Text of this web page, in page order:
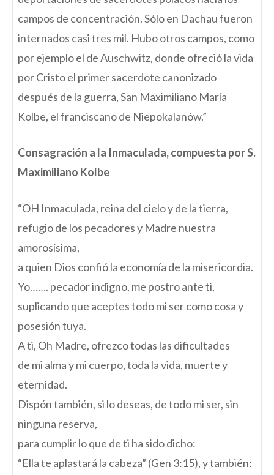
campos de concentración. Sólo en Dachau fueron
internados casi tres mil. Hubo otros campos, como
por ejemplo el de Auschwitz, donde ofreció la vida
por Cristo el primer sacerdote canonizado
después de la guerra, San Maximiliano María
Kolbe, el franciscano de Niepokalanów.”
Consagración a la Inmaculada, compuesta porS.
Maximiliano Kolbe
“OH Inmaculada, reina del cielo y de la tierra,
refugio de los pecadores y Madre nuestra
amorosísima,
a quien Dios confió la economía de la misericordia.
Yo……. pecador indigno, me postro ante ti,
suplicando que aceptes todo mi ser como cosa y
posesión tuya.
A ti, Oh Madre, ofrezco todas las dificultades
de mi alma y mi cuerpo, toda la vida, muerte y
eternidad.
Dispón también, si lo deseas, de todo mi ser, sin
ninguna reserva,
para cumplir lo que de ti ha sido dicho:
“Ella te aplastará la cabeza” (Gen 3:15), y también: